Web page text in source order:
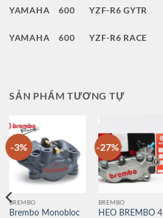
YAMAHA 600 YZF-R6 GYTR
YAMAHA 600 YZF-R6 RACE
SẢN PHẨM TƯƠNG TỰ
-3%
BREMBO
Brembo Monobloc
-27%
BREMBO
HEO BREMBO 4